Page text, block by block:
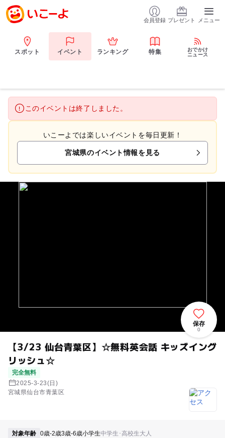
会員登録 プレゼント メニュー
スポット イベント ランキング 特集
おでかけ
ニュース
このイベントは終了しました。
いこーよでは楽しいイベントを毎日更新！
宮城県のイベント情報を見る
【3/23 仙台青葉区】☆無料英会話 キッズイング
リッシュ☆
完全無料
2025-3-23(日)
宮城県仙台市青葉区
保存
0
対象年齢 0歳-2歳3歳-6歳小学生中学生･高校生大人